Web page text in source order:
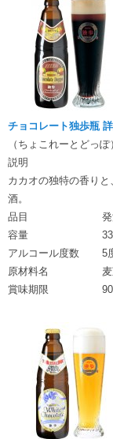
チョコレート独歩瓶
（ちょこれーとどっぽ
説明
カカオの独特の香り
酒。
品目
容量
アルコール度数
5
原材料名
賞味期限